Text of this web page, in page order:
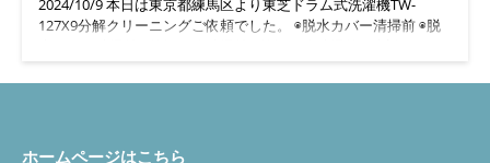
ム槽はピカピカになりました。この状態で洗濯使用すると、衣類
に臭いが付く事は改善されます。 ヒートポンプ清掃前 ・乾燥不
燥不良が起きますので、定期的(2-3年)目安に専門業者の分解清掃
状態で乾燥不良は改善されます。 Panasonicドラム式洗濯機の1
2024/10/9 本日は東京都練馬区より東芝ドラム式洗濯機TW-
127X9分解クリーニングご依頼でした。 ◉脱水カバー清掃前 ◉脱
◇◆◇◆◇◆◇◆◇◆◇◆◇◆◇◆◇◆◇◆◇ 便利屋BUZZ #ド
→ https://lin.ee/5fihH7O ホームページ
ホームページはこちら